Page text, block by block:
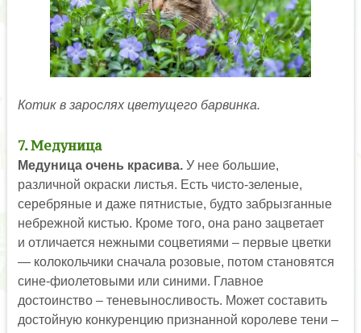
Котик в зарослях цветущего барвинка.
7. Медуница
Медуница очень красива.У нее большие,
различной окраски листья. Есть чисто-зеленые,
серебряные и даже пятнистые, будто забрызганные
небрежной кистью. Кроме того, она рано зацветает
и отличается нежными соцветиями – первые цветки
— колокольчики сначала розовые, потом становятся
сине-фиолетовыми или синими. Главное
достоинство – теневыносливость. Может составить
достойную конкуренцию признанной королеве тени –